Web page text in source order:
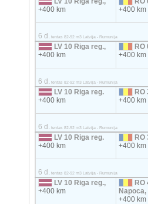
+400 km
+400 km
6 d. tentas 82-92 m3 Latvija - Rumunija
LV 10 Riga reg.,
+400 km
+400 km
6 d. tentas 82-92 m3 Latvija - Rumunija
LV 10 Riga reg.
+400 km
RO
+400 km
6 d. tentas 82-92 m3 Latvija - Rumunija
LV 10 Riga reg.
+400 km
RO
+400 km
6 d. tentas 82-92 m3 Latvija - Rumunija
LV 10 Riga reg.,
+400 km
RO
+400 km